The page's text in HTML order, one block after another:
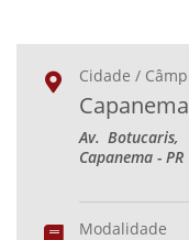
Cidade /
Av. Botucaris,
Capanema - PR
Modalidade